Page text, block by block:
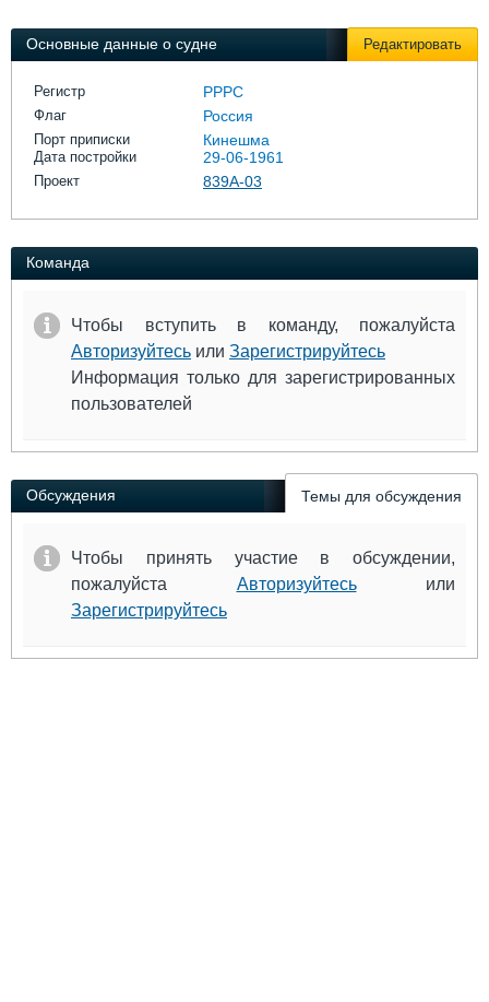
Выставки и семинары
Личности
Словарь
Галерея флота
Форум
Основные данные о судне Редактировать
Регистр РРРС
Флаг Россия
Порт приписки Кинешма
Дата постройки 29-06-1961
Проект 839А-03
Команда
Чтобы вступить в команду, пожалуйста
Авторизуйтесь или Зарегистрируйтесь
Информация только для зарегистрированных
пользователей
Обсуждения Темы для обсуждения
Чтобы принять участие в обсуждении,
пожалуйста Авторизуйтесьили
Зарегистрируйтесь